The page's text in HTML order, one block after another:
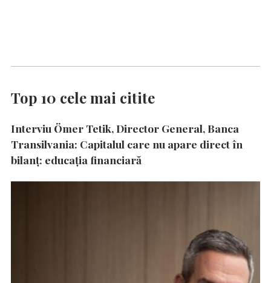
Top 10 cele mai citite
Interviu Ömer Tetik, Director General, Banca
Transilvania: Capitalul care nu apare direct în
bilanț: educația financiară